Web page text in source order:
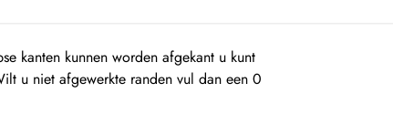
kanten kunnen worden afgekant u kunt
u niet afgewerkte randen vul dan een 0